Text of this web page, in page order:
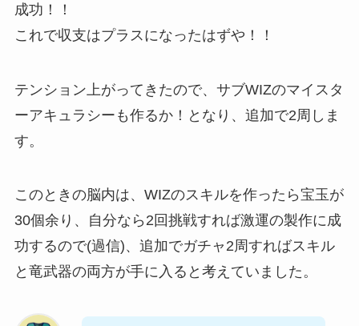
成功！！
これで収支はプラスになったはずや！！
テンション上がってきたので、サブWIZのマイスタ
ーアキュラシーも作るか！となり、追加で2周しま
す。
このときの脳内は、WIZのスキルを作ったら宝玉が
30個余り、自分なら2回挑戦すれば激運の製作に成
功するので(過信)、追加でガチャ2周すればスキル
と竜武器の両方が手に入ると考えていました。